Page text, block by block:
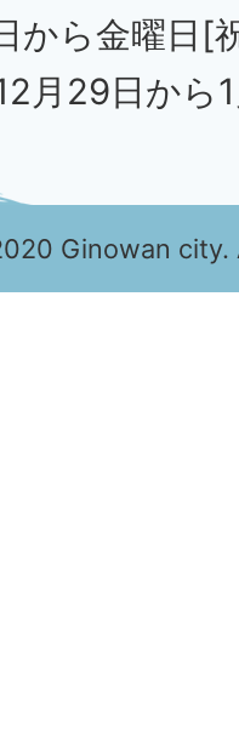
から金曜日[
月29日から
Ginowan city.